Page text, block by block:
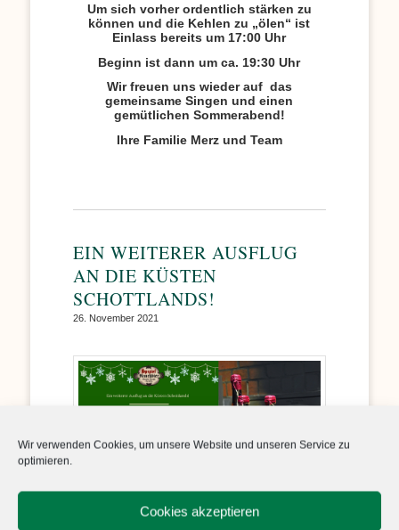
Wir verwenden Cookies, um unsere Website und unseren Service zu
optimieren.
Cookies akzeptieren
Um sich vorher ordentlich stärken zu
können und die Kehlen zu „ölen“ ist
Einlass bereits um 17:00 Uhr
Beginn ist dann um ca. 19:30 Uhr
Wir freuen uns wieder auf das
gemeinsame Singen und einen
gemütlichen Sommerabend!
Ihre Familie Merz und Team
EIN WEITERER AUSFLUG
AN DIE KÜSTEN
SCHOTTLANDS!
26. November 2021